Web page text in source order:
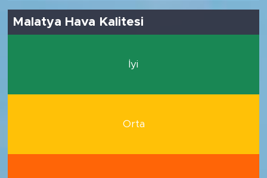
Malatya Hava Kalitesi
İyi
Orta